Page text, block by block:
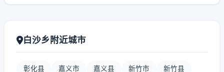
白沙乡附近城市
彰化县 嘉义市 嘉义县 新竹市 新竹县